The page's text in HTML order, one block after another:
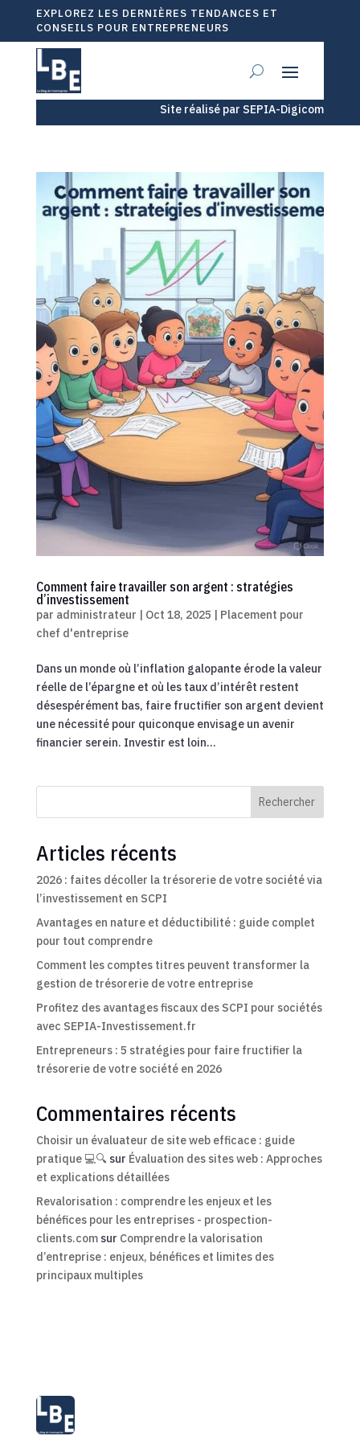
EXPLOREZ LES DERNIÈRES TENDANCES ET
CONSEILS POUR ENTREPRENEURS
Site réalisé par SEPIA-Digicom
Comment faire travailler son argent : stratégies
d’investissement
par administrateur | Oct 18, 2025 | Placement pour
chef d'entreprise
Dans un monde où l’inflation galopante érode la valeur
réelle de l’épargne et où les taux d’intérêt restent
désespérément bas, faire fructifier son argent devient
une nécessité pour quiconque envisage un avenir
financier serein. Investir est loin...
Rechercher
Articles récents
2026 : faites décoller la trésorerie de votre société via
l’investissement en SCPI
Avantages en nature et déductibilité : guide complet
pour tout comprendre
Comment les comptes titres peuvent transformer la
gestion de trésorerie de votre entreprise
Profitez des avantages fiscaux des SCPI pour sociétés
avec SEPIA-Investissement.fr
Entrepreneurs : 5 stratégies pour faire fructifier la
trésorerie de votre société en 2026
Commentaires récents
Choisir un évaluateur de site web efficace : guide
pratique 💻🔍 sur Évaluation des sites web : Approches
et explications détaillées
Revalorisation : comprendre les enjeux et les
bénéfices pour les entreprises - prospection-
clients.comsur Comprendre la valorisation
d’entreprise : enjeux, bénéfices et limites des
principaux multiples